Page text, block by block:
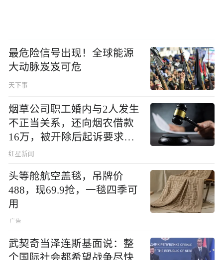
最危险信号出现！全球能源
大动脉岌岌可危
天下事
烟草公司职工婚内与2人发生
不正当关系，还向烟农借款
16万，被开除后起诉要求复
职，法院判了
红星新闻
头等舱航空盖毯，吊牌价
488，现69.9抢，一毯四季可
用
武契奇当泽连斯基面说：整
个国际社会都希望战争尽快